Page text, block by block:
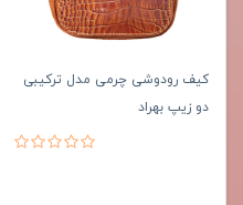
کیف رودوشی چرمی مدل ترکیبی
دو زیپ بهراد